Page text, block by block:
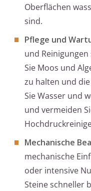
Oberflächen
sind.
Pflege und
und
Sie Moos und
zu halten und
Sie Wasser und
und vermeiden
Mechanische
mechanische
oder intensive
Steine schneller